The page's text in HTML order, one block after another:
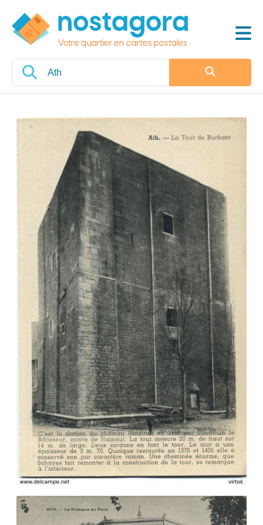
Votre quartier en cartes postales